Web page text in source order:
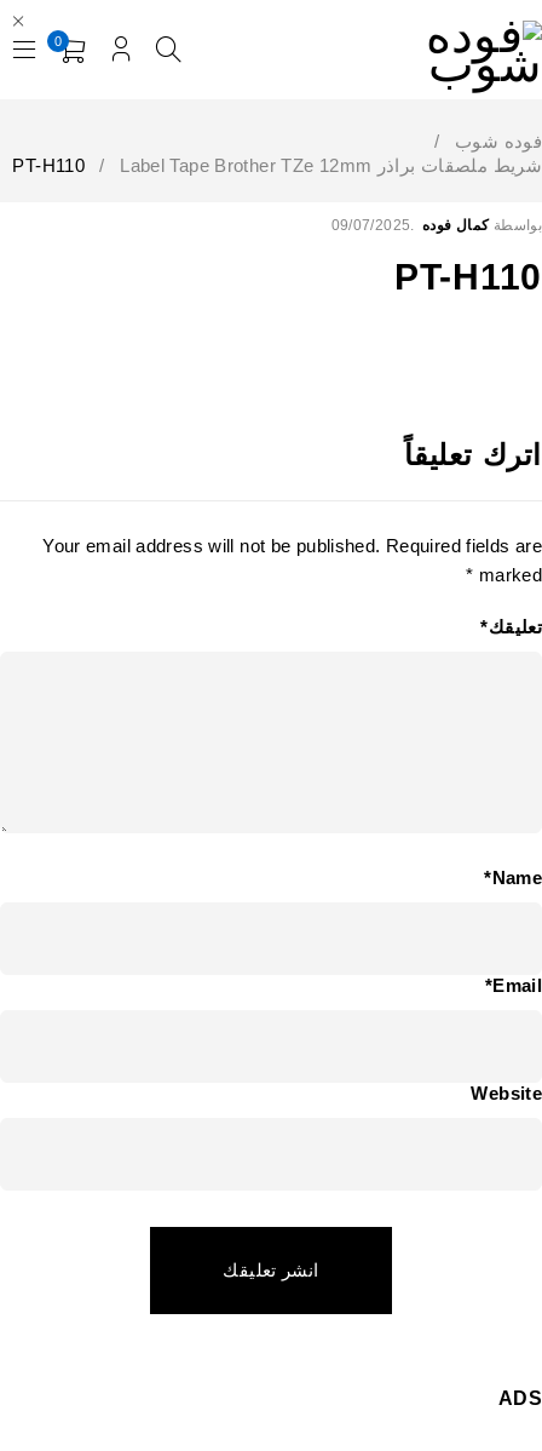
0
فوده شوب
/
شريط ملصقات براذر Label Tape Brother TZe 12mm
/
PT-H110
بواسطة كمال فوده 09/07/2025
PT-H110
اترك تعليقاً
Your email address will not be published. Required fields are
marked *
تعليقك*
Name*
Email*
Website
انشر تعليقك
ADS